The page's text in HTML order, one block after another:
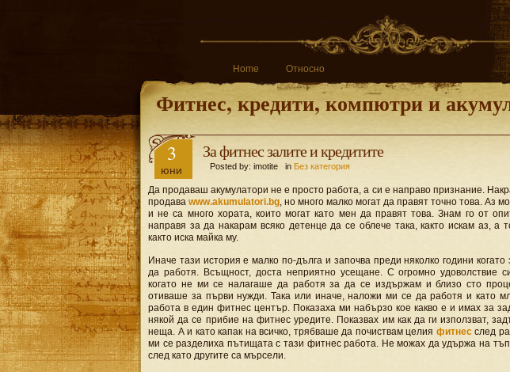
Home Относно
Фитнес, кредити, компютри и
3
юни
За фитнес залите и кредитите
Posted by: imotite in Без категория
Да продаваш акумулатори не е просто работа, а си е направо признание.
продава www.akumulatori.bg, но много малко могат да правят точно това. Аз
и не са много хората, които могат като мен да правят това. Знам го от
направя за да накарам всяко детенце да се облече така, както искам аз, а
както иска майка му.
Иначе тази история е малко по-дълга и започва преди няколко години
да работя. Всъщност, доста неприятно усещане. С огромно удоволствие
когато не ми се налагаше да работя за да се издържам и близо сто
отиваше за първи нужди. Така или иначе, наложи ми се да работя и като
работа в един фитнес център. Показаха ми набързо кое какво е и имах за
някой да се прибие на фитнес уредите. Показвах им как да ги използват,
неща. А и като капак на всичко, трябваше да почиствам целия фитнесслед
ми се разделиха пътищата с тази фитнес работа. Не можах да удържа на
след като другите са мърсели.